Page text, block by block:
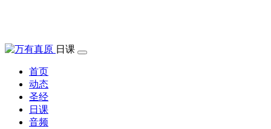
日课
首页
动态
圣经
日课
音频